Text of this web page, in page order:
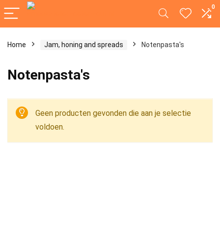
0
Home Jam, honing and spreads Notenpasta's
Notenpasta's
Geen producten gevonden die aan je selectie
voldoen.